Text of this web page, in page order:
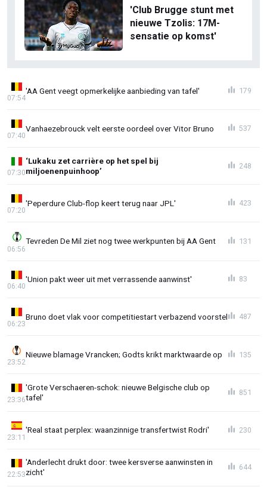
'Club Brugge stunt met
nieuwe Tzolis: 17M-
sensatie op komst'
'AA Gent veegt opmerkelijke aanbieding van tafel'
07:54
179
Vanhaezebrouck velt eerste oordeel over Vitor Bruno
07:40
537
‘Lukaku zet carrière op het spel bij
miljoenenpuinhoop’
07:30
248
'Peperdure Club-flop keert terug naar JPL'
07:20
423
Tevreden De Mil ziet nog twee werkpunten bij AA Gent
06:56
131
'Union pakt weer uit met verrassende aanwinst'
06:40
83
Bruno doet vlak voor competitiestart verbazend voorstel
06:23
487
Nieuwe blamage Vrancken; Godts krikt marktwaarde op
23:52
135
'Grote Verschaeren-schok: nieuwe Belgische club op
tafel'
23:36
851
'Real staat perplex: waanzinnige transfertwist Rodri'
23:11
230
'Anderlecht drukt door: twee kersverse aanwinsten in
zicht'
22:53
644